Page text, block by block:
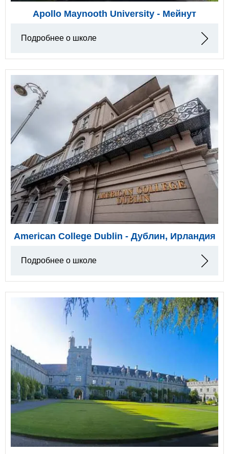
Apollo Maynooth University - Мейнут
Подробнее о школе
American College Dublin - Дублин, Ирландия
Подробнее о школе